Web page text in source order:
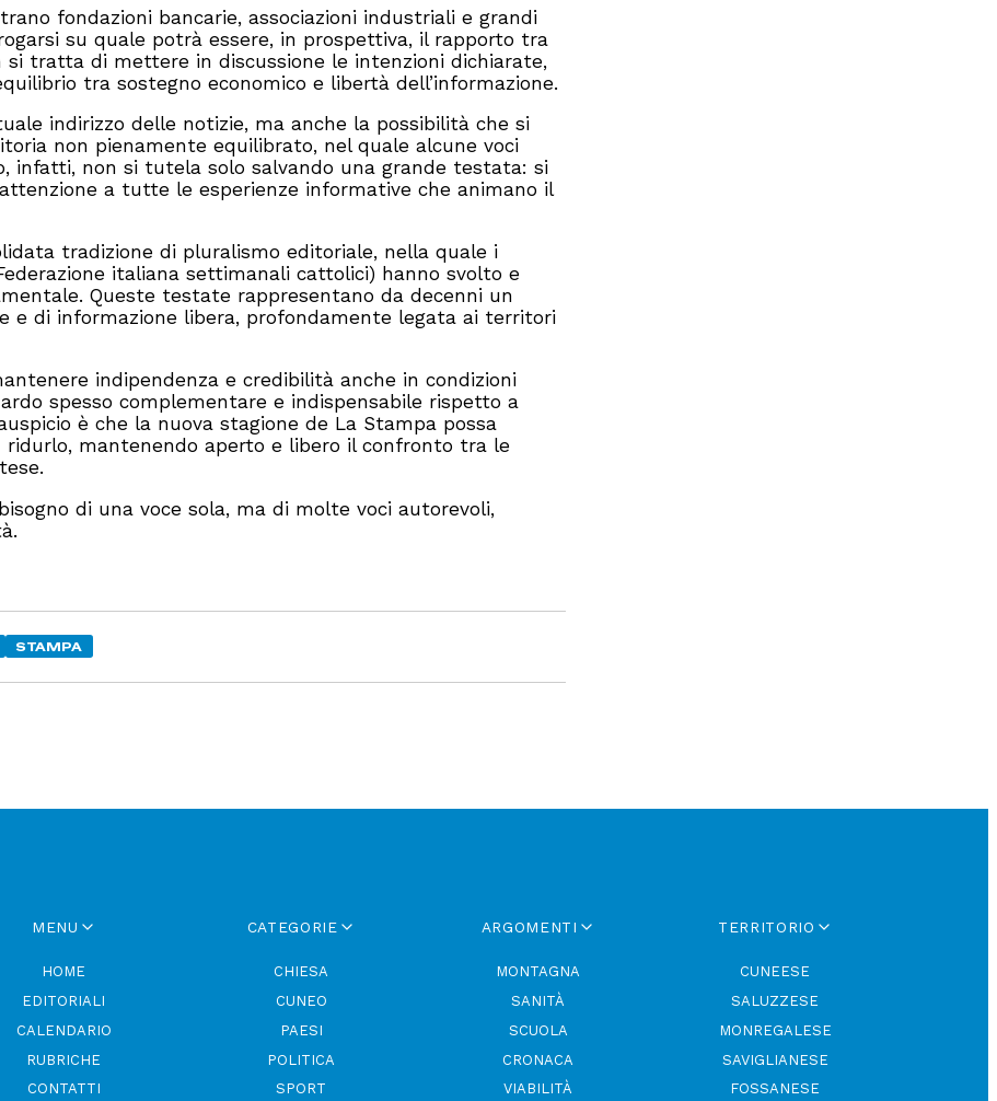
fondazioni bancarie, associazioni industriali e grandi
su quale potrà essere, in prospettiva, il rapporto tra
tratta di mettere in discussione le intenzioni dichiarate,
tra sostegno economico e libertà dell’informazione.
indirizzo delle notizie, ma anche la possibilità che si
non pienamente equilibrato, nel quale alcune voci
infatti, non si tutela solo salvando una grande testata: si
a tutte le esperienze informative che animano il
tradizione di pluralismo editoriale, nella quale i
italiana settimanali cattolici) hanno svolto e
Queste testate rappresentano da decenni un
e di informazione libera, profondamente legata ai territori
indipendenza e credibilità anche in condizioni
spesso complementare e indispensabile rispetto a
è che la nuova stagione de La Stampa possa
mantenendo aperto e libero il confronto tra le
di una voce sola, ma di molte voci autorevoli,
STAMPA
MENU
HOME
EDITORIALI
CALENDARIO
RUBRICHE
CONTATTI
CATEGORIE
CHIESA
CUNEO
PAESI
POLITICA
SPORT
ARGOMENTI
MONTAGNA
SANITÀ
SCUOLA
CRONACA
VIABILITÀ
TERRITORIO
CUNEESE
SALUZZESE
MONREGALESE
SAVIGLIANESE
FOSSANESE